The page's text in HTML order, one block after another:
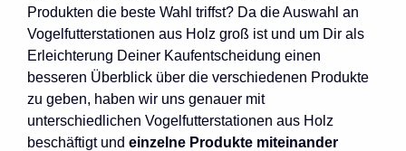
Produkten die beste Wahl triffst? Da die Auswahl an
Vogelfutterstationen aus Holz groß ist und um Dir als
Erleichterung Deiner Kaufentscheidung einen
besseren Überblick über die verschiedenen Produkte
zu geben, haben wir uns genauer mit
unterschiedlichen Vogelfutterstationen aus Holz
beschäftigt und einzelne Produkte miteinander